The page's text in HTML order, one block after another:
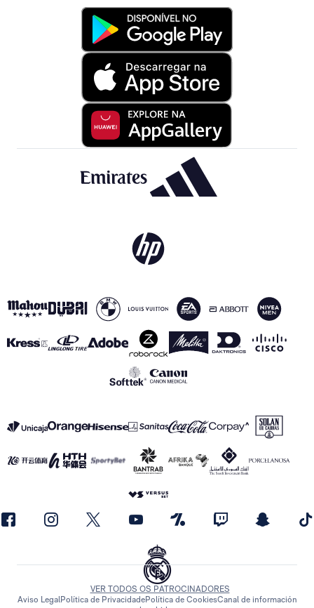
VER TODOS OS PATROCINADORES
Aviso LegalPolítica de PrivacidadePolítica de CookiesCanal de información